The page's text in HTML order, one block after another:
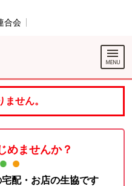
合会
す。
する
せん。
めませんか？
配・お店の生協です